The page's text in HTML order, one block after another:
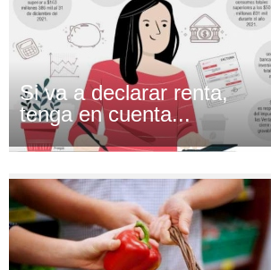
Si va a declarar renta,
tenga en cuenta...